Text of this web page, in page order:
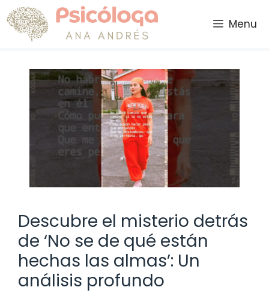
Saltar
al
contenido
Menu
Descubre el misterio detrás
de ‘No se de qué están
hechas las almas’: Un
análisis profundo